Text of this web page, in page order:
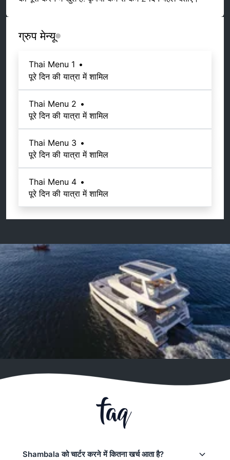
ग्रुप मेन्यू
Thai Menu 1 •
पूरे दिन की यात्रा में शामिल
Thai Menu 2 •
पूरे दिन की यात्रा में शामिल
Thai Menu 3 •
पूरे दिन की यात्रा में शामिल
Thai Menu 4 •
पूरे दिन की यात्रा में शामिल
faq
Shambala को चार्टर करने में कितना खर्च आता है?